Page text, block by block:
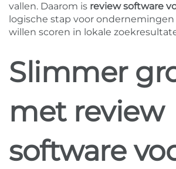
vallen. Daarom is review software
logische stap voor
willen scoren in lokale
Slimmer
met review
software